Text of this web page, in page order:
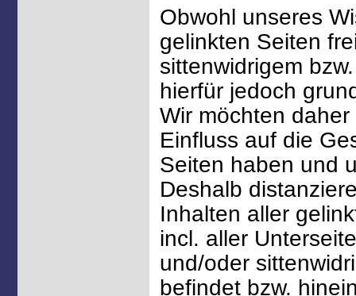
Obwohl unseres
gelinkten Seiten
sittenwidrigem
hierfür jedoch
Wir möchten
Einfluss auf die
Seiten haben und
Deshalb
Inhalten aller
incl. aller
und/oder
befindet bzw.